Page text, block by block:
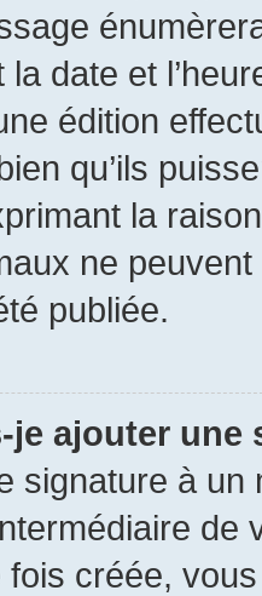
date et
édition
qu’ils
la
ne
publiée.
je ajouter une
signature à un
fois créée,